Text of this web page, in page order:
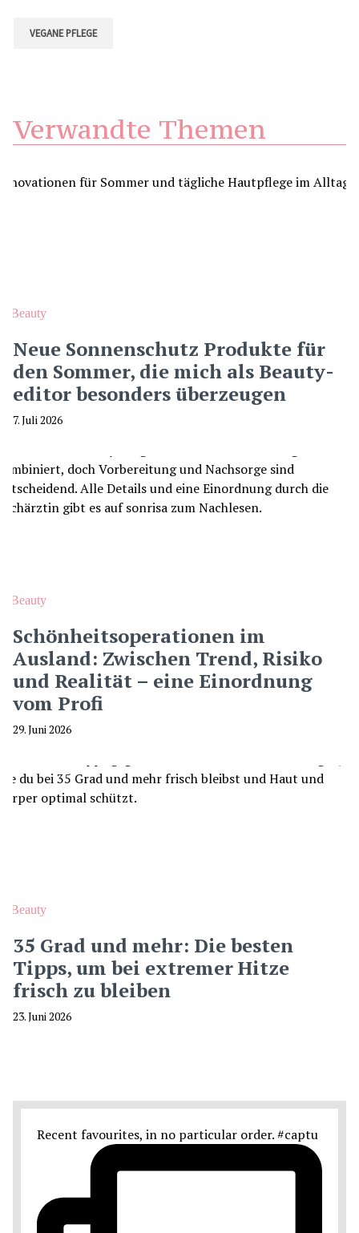
VEGANE PFLEGE
Verwandte Themen
Beauty
Neue Sonnenschutz Produkte für
den Sommer, die mich als Beauty-
editor besonders überzeugen
7. Juli 2026
Beauty
Schönheitsoperationen im
Ausland: Zwischen Trend, Risiko
und Realität – eine Einordnung
vom Profi
29. Juni 2026
Beauty
35 Grad und mehr: Die besten
Tipps, um bei extremer Hitze
frisch zu bleiben
23. Juni 2026
Recent favourites, in no particular order. #captu